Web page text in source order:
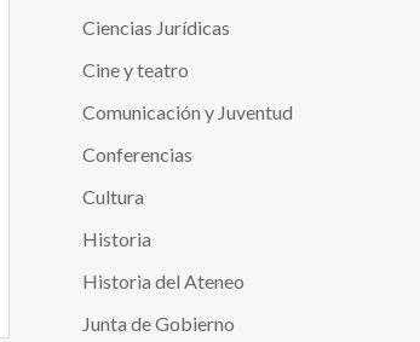
Ciencias Jurídicas
Cine y teatro
Comunicación y Juventud
Conferencias
Cultura
Historia
Historia del Ateneo
Junta de Gobierno